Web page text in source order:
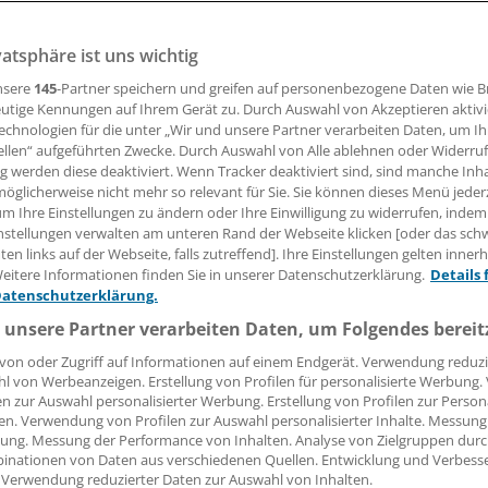
Kinder- und Jugendarzt Professor Wabitsch
für extrem adipöse Jugendliche.
11:33 Uhr
200 000 Jugendliche leiden in Deutschland an extremer
gehen damit starke körperliche, aber auch seelische
Studie der Klinik für Kinder- und Jugendmedizin des
Ulm wurden nun erstmals Informationen
sich die Betreuung der Jugendlichen optimieren lässt.
ist uns wichtig
145-Partner speichern und greifen auf personenbezogene Daten wie
Kennungen auf Ihrem Gerät zu. Durch Auswahl von Akzeptieren
für die unter „Wir und unsere Partner verarbeiten Daten, um
aufgeführten Zwecke. Durch Auswahl von Alle ablehnen oder
werden diese deaktiviert. Wenn Tracker deaktiviert sind, sind manche
nicht mehr so relevant für Sie. Sie können dieses Menü
Ihre Einstellungen zu ändern oder Ihre Einwilligung zu widerrufen, indem
verwalten am unteren Rand der Webseite klicken [oder das
links auf der Webseite, falls zutreffend]. Ihre Einstellungen gelten
Informationen finden Sie in unserer Datenschutzerklärung. Details
Partner verarbeiten Daten, um Folgendes
oder Zugriff auf Informationen auf einem Endgerät. Verwendung
von Werbeanzeigen. Erstellung von Profilen für personalisierte
zur Auswahl personalisierter Werbung. Erstellung von Profilen zur
Verwendung von Profilen zur Auswahl personalisierter Inhalte.
Messung der Performance von Inhalten. Analyse von Zielgruppen
von Daten aus verschiedenen Quellen. Entwicklung und
reduzierter Daten zur Auswahl von Inhalten.